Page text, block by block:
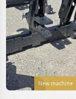
New machine